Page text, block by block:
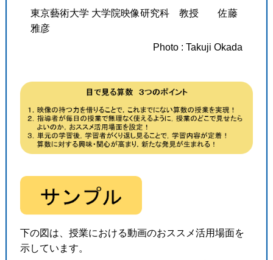
東京藝術大学 大学院映像研究科 教授 佐藤
雅彦
Photo : Takuji Okada
下の図は、授業における動画のおススメ活用場面を
示しています。